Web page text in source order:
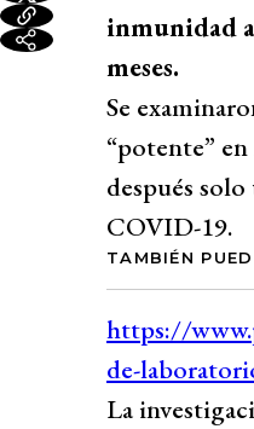
inmunidad
meses.
Se
“potente”
después
COVID-19.
TAMBIÉN
La